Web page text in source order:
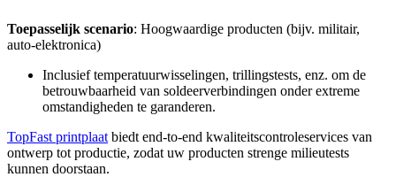
Toepasselijk scenario: Hoogwaardige producten (bijv. militair,
auto-elektronica)
Inclusief temperatuurwisselingen, trillingstests, enz. om de
betrouwbaarheid van soldeerverbindingen onder extreme
omstandigheden te garanderen.
TopFast printplaat biedt end-to-end kwaliteitscontroleservices van
ontwerp tot productie, zodat uw producten strenge milieutests
kunnen doorstaan.